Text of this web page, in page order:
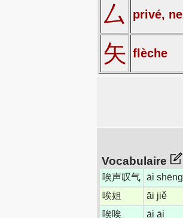
厶 privé,
矢 flèche
Vocabulaire
唉声叹气 āi
唉姐
āi jiě
唉唉
āi āi